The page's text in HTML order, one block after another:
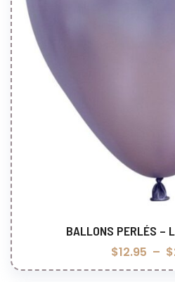
Choix des
BALLONS PERLÉS –
$12.95 – $